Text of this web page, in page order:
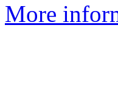
More